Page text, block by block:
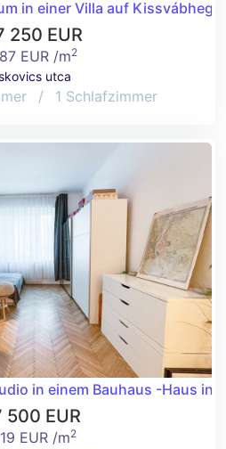
in einer Villa auf
250 EUR
EUR /m2
utca
/ 1 Schlafzimmer
in einem Bauhaus -Haus in
500 EUR
EUR /m2